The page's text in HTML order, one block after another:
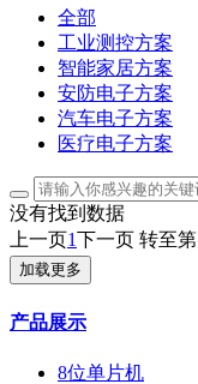
全部
工业测控方案
智能家居方案
安防电子方案
汽车电子方案
医疗电子方案
没有找到数据
上一页1下一页 转至第
加载更多
产品展示
8位单片机